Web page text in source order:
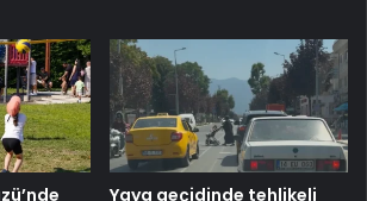
Yaya geçidinde tehlikeli